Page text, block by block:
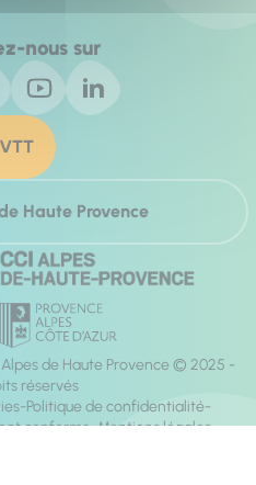
nous sur
Haute Provence
de Haute Provence © 2025 -
réservés
Politique de confidentialité
conforme Mentions légales